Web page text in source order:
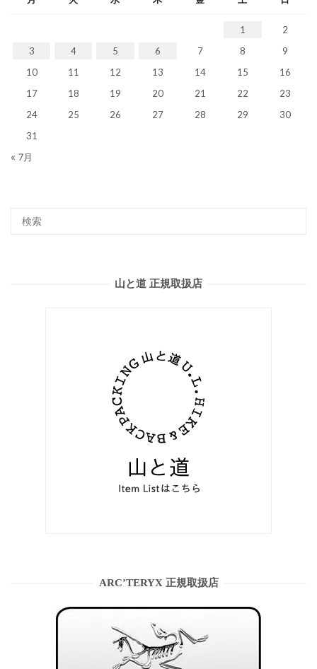
1
2
3
4 5 6 7 8
9
10
11 12 13 14 15
16
17
18 19 20 21 22
23
24
25 26 27 28 29
30
31
« 7月
山と道 正規取扱店
ARC’TERYX 正規取扱店